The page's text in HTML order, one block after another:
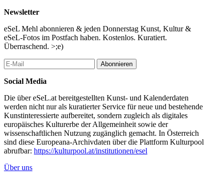
Newsletter
eSeL Mehl abonnieren & jeden Donnerstag Kunst, Kultur &
eSeL-Fotos im Postfach haben. Kostenlos. Kuratiert.
Überraschend. >;e)
Abonnieren
Social Media
Die über eSeL.at bereitgestellten Kunst- und Kalenderdaten
werden nicht nur als kuratierter Service für neue und bestehende
Kunstinteressierte aufbereitet, sondern zugleich als digitales
europäisches Kulturerbe der Allgemeinheit sowie der
wissenschaftlichen Nutzung zugänglich gemacht. In Österreich
sind diese Europeana-Archivdaten über die Plattform Kulturpool
abrufbar: https://kulturpool.at/institutionen/esel
Über uns